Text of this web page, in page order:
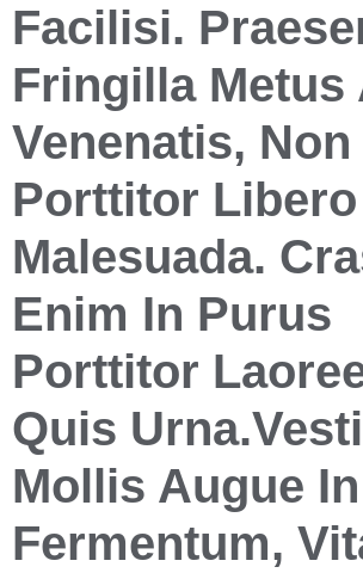
Facilisi.
Fringilla Metus
Venenatis, Non
Porttitor Libero
Malesuada.
Enim In Purus
Porttitor
Quis
Mollis Augue
Fermentum,